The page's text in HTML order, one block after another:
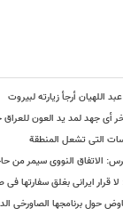
عبد اللهیان أرجأ زیارته لبیروت
أی جهد لمد ید العون
التی تشعل المنطقة
الاتفاق النووی سیمر من
قرار ایرانی بغلق سفارتها فی
حول برنامجها الصاورخی